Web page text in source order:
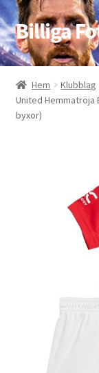
Hoppa
till
navigering
Hoppa
till
innehåll
Billiga
Hem
Bloggar
Kontakta oss
Varukorg
Hem Klubblag
United Hemmatröja
byxor)